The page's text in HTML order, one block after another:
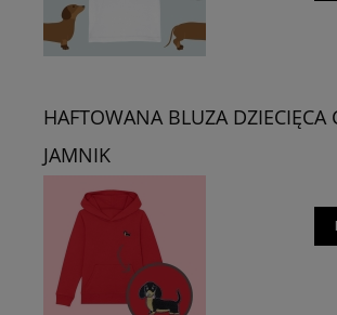
HAFTOWANA BLUZA DZIECIĘCA
JAMNIK